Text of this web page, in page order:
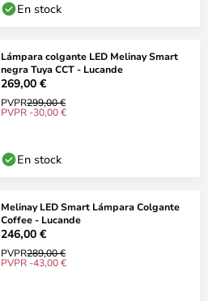
En stock
Lámpara colgante LED Melinay Smart
negra Tuya CCT - Lucande
269,00 €
PVPR299,00 €
PVPR -30,00 €
En stock
Melinay LED Smart Lámpara Colgante
Coffee - Lucande
246,00 €
PVPR289,00 €
PVPR -43,00 €